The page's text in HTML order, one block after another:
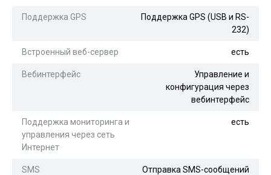
Поддержка GPS
Поддержка GPS (USB и RS-
232)
Встроенный веб-сервер есть
Вебинтерфейс
Управление и
конфигурация через
вебинтерфейс
Поддержка мониторинга и
управления через сеть
Интернет
есть
SMS Отправка SMS-сообщений